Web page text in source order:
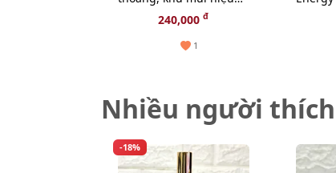
quả, 20g (Màu trắng)
240,000đ
1
Nhiều người thích
-18%